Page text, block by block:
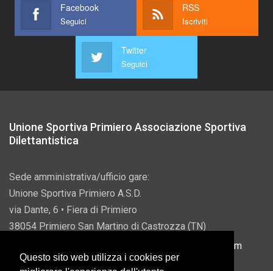
Facebook
Seguici
RSS
Iscriviti
Twitter
Seguici
Unione Sportiva Primiero Associazione Sportiva
Dilettantistica
Sede amministrativa/ufficio gare:
Unione Sportiva Primiero A.S.D.
via Dante, 6 • Fiera di Primiero
38054 Primiero San Martino di Castrozza (TN)
info@usprimiero.com
Questo sito web utilizza i cookies per